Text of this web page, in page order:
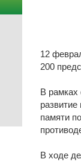
12
200
В рамках
памяти
В ходе